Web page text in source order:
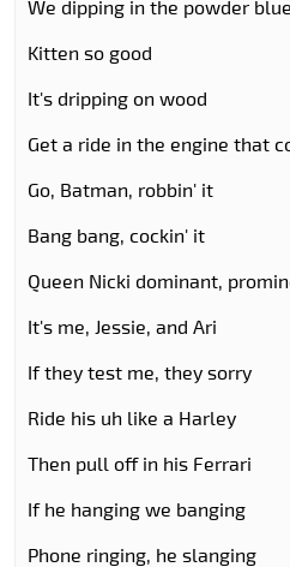
We dipping in the powder
Kitten so good
It's dripping on wood
Get a ride in the engine that
Go, Batman, robbin' it
Bang bang, cockin' it
Queen Nicki dominant,
It's me, Jessie, and Ari
If they test me, they sorry
Ride his uh like a Harley
Then pull off in his Ferrari
If he hanging we banging
Phone ringing, he slanging